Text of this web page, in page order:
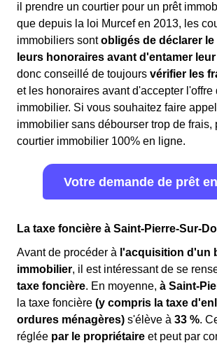
il prendre un courtier pour un prêt
que depuis la loi Murcef en 2013, les
immobiliers sontobligés de déclarer
leurs honoraires avant d'entamer leur
donc conseillé de toujours vérifier les
et les honoraires avant d'accepter l'offre
immobilier. Si vous souhaitez faire
immobilier sans débourser trop de frais,
courtier immobilier 100% en ligne.
Votre demande de prêt
La taxe foncière à Saint-Pierre-Sur-
Avant de procéder à l'acquisition d'un
immobilier, il est intéressant de se
taxe foncière. En moyenne, à Saint-
la taxe foncière (y compris la taxe
ordures ménagères) s'élève à 33 %.
réglée par le propriétaire et peut par